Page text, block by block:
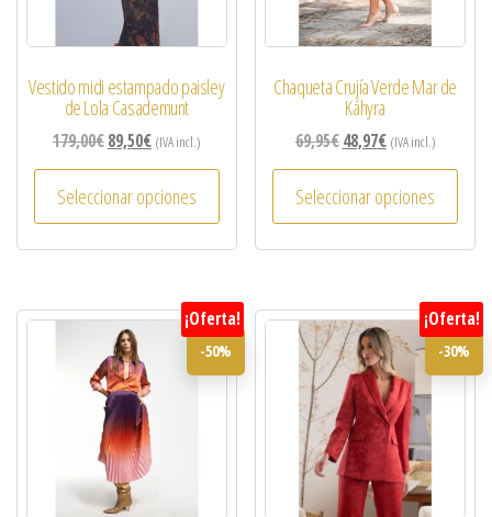
Vestido midi estampado paisley
de Lola Casademunt
179,00€89,50€ (IVA incl.)
Seleccionar opciones
Chaqueta Crujía Verde Mar de
Káhyra
69,95€ 48,97€ (IVA incl.)
Seleccionar opciones
¡Oferta!
-50%
¡Oferta!
-30%